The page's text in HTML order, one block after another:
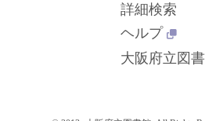
詳細検索
ヘルプ
大阪府立図